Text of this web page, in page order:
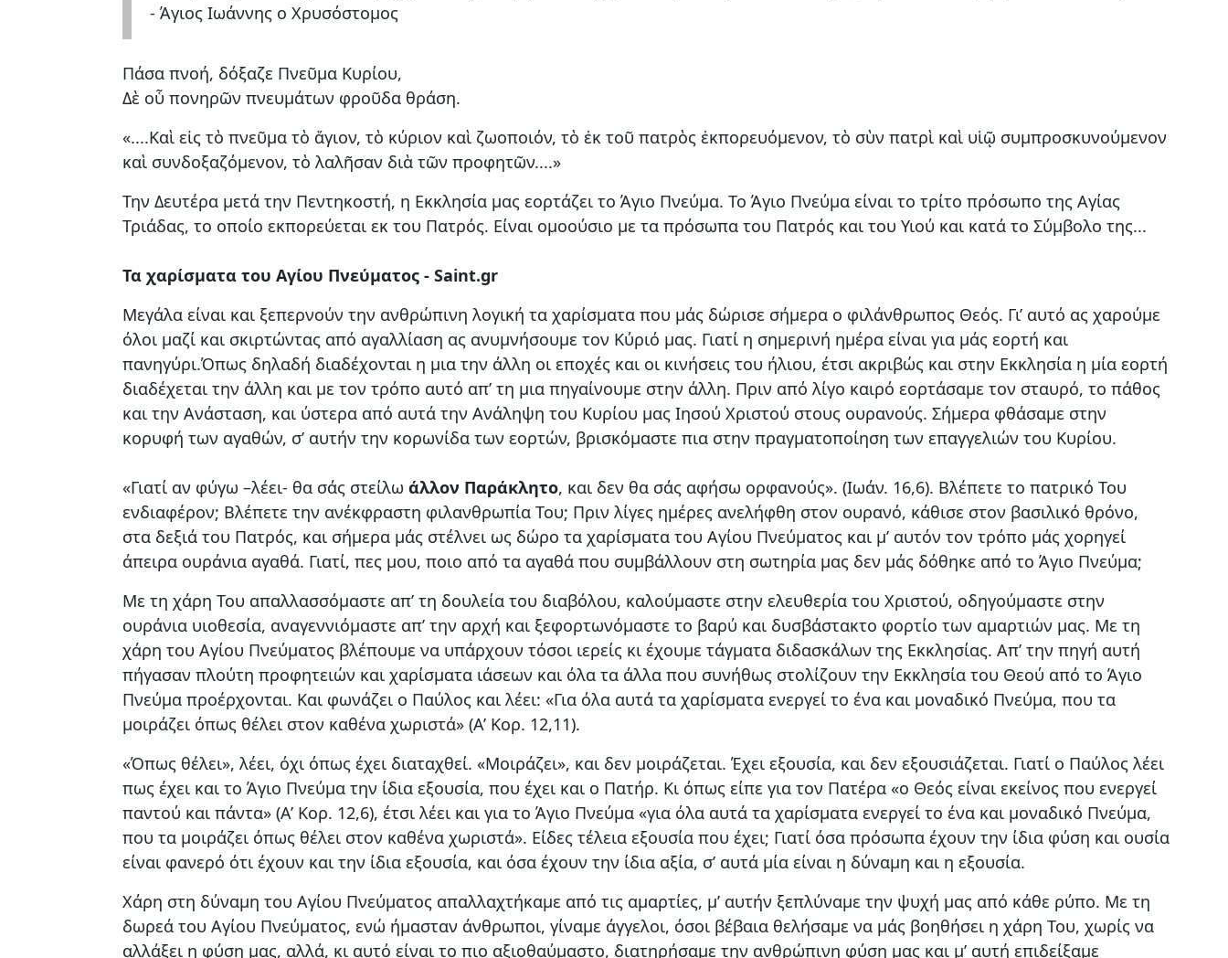
- Άγιος Ιωάννης ο Χρυσόστομος
Πάσα πνοή, δόξαζε Πνεῦμα Κυρίου,
Δὲ οὗ πονηρῶν πνευμάτων φροῦδα θράση.
«....Καὶ εἰς τὸ πνεῦμα τὸ ἅγιον, τὸ κύριον καὶ ζωοποιόν, τὸ ἐκ τοῦ πατρὸς ἐκπορευόμενον, τὸ σὺν πατρὶ καὶ υἱῷ συμπροσκυνούμενον
καὶ συνδοξαζόμενον, τὸ λαλῆσαν διὰ τῶν προφητῶν....»
Την Δευτέρα μετά την Πεντηκοστή, η Εκκλησία μας εορτάζει το Άγιο Πνεύμα. Το Άγιο Πνεύμα είναι το τρίτο πρόσωπο της Αγίας
Τριάδας, το οποίο εκπορεύεται εκ του Πατρός. Είναι ομοούσιο με τα πρόσωπα του Πατρός και του Υιού και κατά το Σύμβολο της...
Τα χαρίσματα του Αγίου Πνεύματος - Saint.gr
Μεγάλα είναι και ξεπερνούν την ανθρώπινη λογική τα χαρίσματα που μάς δώρισε σήμερα ο φιλάνθρωπος Θεός. Γι’ αυτό ας χαρούμε
όλοι μαζί και σκιρτώντας από αγαλλίαση ας ανυμνήσουμε τον Κύριό μας. Γιατί η σημερινή ημέρα είναι για μάς εορτή και
πανηγύρι.Όπως δηλαδή διαδέχονται η μια την άλλη οι εποχές και οι κινήσεις του ήλιου, έτσι ακριβώς και στην Εκκλησία η μία εορτή
διαδέχεται την άλλη και με τον τρόπο αυτό απ’ τη μια πηγαίνουμε στην άλλη. Πριν από λίγο καιρό εορτάσαμε τον σταυρό, το πάθος
και την Ανάσταση, και ύστερα από αυτά την Ανάληψη του Κυρίου μας Ιησού Χριστού στους ουρανούς. Σήμερα φθάσαμε στην
κορυφή των αγαθών, σ’ αυτήν την κορωνίδα των εορτών, βρισκόμαστε πια στην πραγματοποίηση των επαγγελιών του Κυρίου.
«Γιατί αν φύγω –λέει- θα σάς στείλω άλλον Παράκλητο, και δεν θα σάς αφήσω ορφανούς». (Ιωάν. 16,6). Βλέπετε το πατρικό Του
ενδιαφέρον; Βλέπετε την ανέκφραστη φιλανθρωπία Του; Πριν λίγες ημέρες ανελήφθη στον ουρανό, κάθισε στον βασιλικό θρόνο,
στα δεξιά του Πατρός, και σήμερα μάς στέλνει ως δώρο τα χαρίσματα του Αγίου Πνεύματος και μ’ αυτόν τον τρόπο μάς χορηγεί
άπειρα ουράνια αγαθά. Γιατί, πες μου, ποιο από τα αγαθά που συμβάλλουν στη σωτηρία μας δεν μάς δόθηκε από το Άγιο Πνεύμα;
Με τη χάρη Του απαλλασσόμαστε απ’ τη δουλεία του διαβόλου, καλούμαστε στην ελευθερία του Χριστού, οδηγούμαστε στην
ουράνια υιοθεσία, αναγεννιόμαστε απ’ την αρχή και ξεφορτωνόμαστε το βαρύ και δυσβάστακτο φορτίο των αμαρτιών μας. Με τη
χάρη του Αγίου Πνεύματος βλέπουμε να υπάρχουν τόσοι ιερείς κι έχουμε τάγματα διδασκάλων της Εκκλησίας. Απ’ την πηγή αυτή
πήγασαν πλούτη προφητειών και χαρίσματα ιάσεων και όλα τα άλλα που συνήθως στολίζουν την Εκκλησία του Θεού από το Άγιο
Πνεύμα προέρχονται. Και φωνάζει ο Παύλος και λέει: «Για όλα αυτά τα χαρίσματα ενεργεί το ένα και μοναδικό Πνεύμα, που τα
μοιράζει όπως θέλει στον καθένα χωριστά» (Α’ Κορ. 12,11).
«Όπως θέλει», λέει, όχι όπως έχει διαταχθεί. «Μοιράζει», και δεν μοιράζεται. Έχει εξουσία, και δεν εξουσιάζεται. Γιατί ο Παύλος λέει
πως έχει και το Άγιο Πνεύμα την ίδια εξουσία, που έχει και ο Πατήρ. Κι όπως είπε για τον Πατέρα «ο Θεός είναι εκείνος που ενεργεί
παντού και πάντα» (Α’ Κορ. 12,6), έτσι λέει και για το Άγιο Πνεύμα «για όλα αυτά τα χαρίσματα ενεργεί το ένα και μοναδικό Πνεύμα,
που τα μοιράζει όπως θέλει στον καθένα χωριστά». Είδες τέλεια εξουσία που έχει; Γιατί όσα πρόσωπα έχουν την ίδια φύση και ουσία
είναι φανερό ότι έχουν και την ίδια εξουσία, και όσα έχουν την ίδια αξία, σ’ αυτά μία είναι η δύναμη και η εξουσία.
Χάρη στη δύναμη του Αγίου Πνεύματος απαλλαχτήκαμε από τις αμαρτίες, μ’ αυτήν ξεπλύναμε την ψυχή μας από κάθε ρύπο. Με τη
δωρεά του Αγίου Πνεύματος, ενώ ήμασταν άνθρωποι, γίναμε άγγελοι, όσοι βέβαια θελήσαμε να μάς βοηθήσει η χάρη Του, χωρίς να
αλλάξει η φύση μας, αλλά, κι αυτό είναι το πιο αξιοθαύμαστο, διατηρήσαμε την ανθρώπινη φύση μας και μ’ αυτή επιδείξαμε